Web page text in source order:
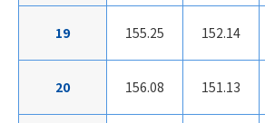
19 155.25 152.14
20 156.08 151.13